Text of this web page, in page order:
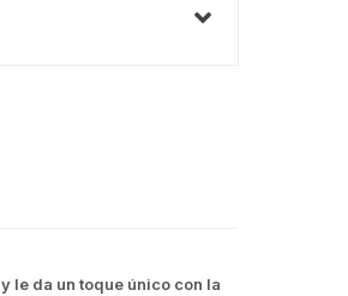
le da un toque único con la